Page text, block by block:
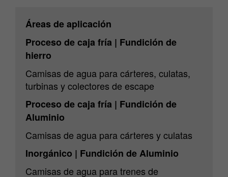
Áreas de aplicación
Proceso de caja fría | Fundición de
hierro
Camisas de agua para cárteres, culatas,
turbinas y colectores de escape
Proceso de caja fría | Fundición de
Aluminio
Camisas de agua para cárteres y culatas
Inorgánico | Fundición de Aluminio
Camisas de agua para trenes de